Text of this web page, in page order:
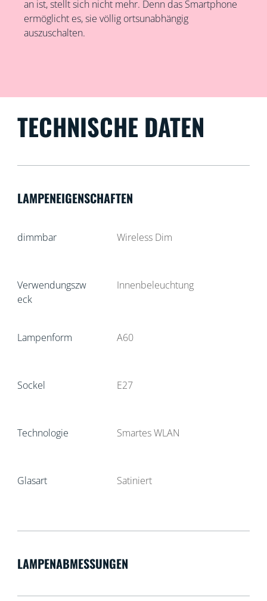
an ist, stellt sich nicht mehr. Denn das Smartphone
ermöglicht es, sie völlig ortsunabhängig
auszuschalten.
TECHNISCHE DATEN
LAMPENEIGENSCHAFTEN
dimmbar Wireless Dim
Verwendungszw
eck
Innenbeleuchtung
Lampenform A60
Sockel E27
Technologie Smartes WLAN
Glasart Satiniert
LAMPENABMESSUNGEN